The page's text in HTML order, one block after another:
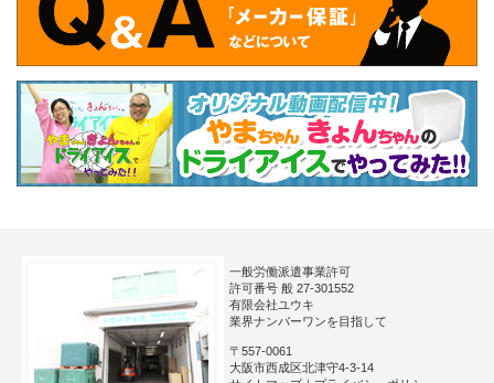
一般労働派遣事業許可
許可番号 般 27-301552
有限会社ユウキ
業界ナンバーワンを目指して
〒557-0061
大阪市西成区北津守4-3-14